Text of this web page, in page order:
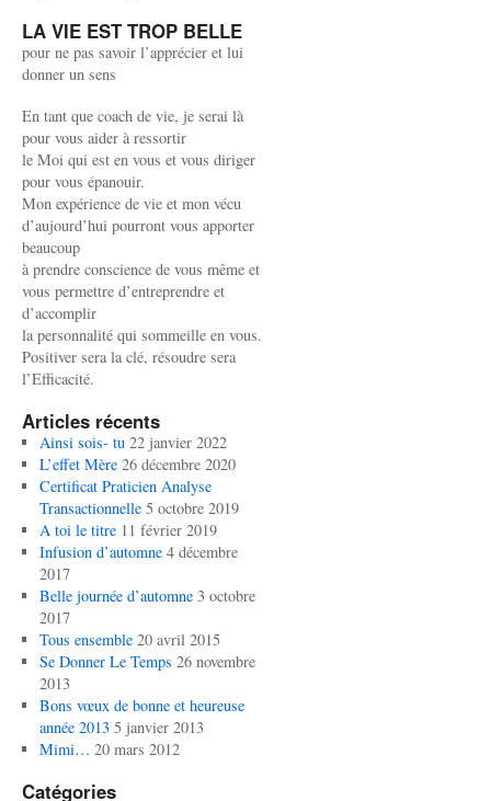
LA VIE EST TROP BELLE
pour ne pas savoir l’apprécier et lui
donner un sens
En tant que coach de vie, je serai là
pour vous aider à ressortir
le Moi qui est en vous et vous diriger
pour vous épanouir.
Mon expérience de vie et mon vécu
d’aujourd’hui pourront vous apporter
beaucoup
à prendre conscience de vous même et
vous permettre d’entreprendre et
d’accomplir
la personnalité qui sommeille en vous.
Positiver sera la clé, résoudre sera
l’Efficacité.
Articles récents
Ainsi sois- tu 22 janvier 2022
L’effet Mère 26 décembre 2020
Certificat Praticien Analyse
Transactionnelle 5 octobre 2019
A toi le titre 11 février 2019
Infusion d’automne 4 décembre
2017
Belle journée d’automne 3 octobre
2017
Tous ensemble 20 avril 2015
Se Donner Le Temps 26 novembre
2013
Bons vœux de bonne et heureuse
année 2013 5 janvier 2013
Mimi… 20 mars 2012
Catégories